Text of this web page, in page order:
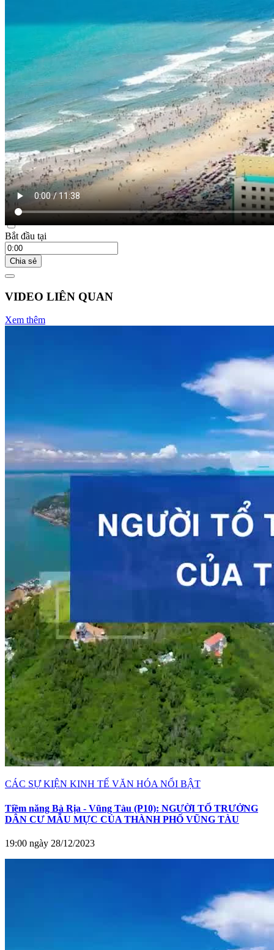
CÁC SỰ KIỆN KINH TẾ VĂN HÓA NỔI BẬT
Tiềm năng Bà Rịa - Vũng Tàu (P9): DU LỊCH BÀ RỊA VŨNG
TÀU MANG NHIỀU TIỀM NĂNG PHÁT TRIỂN
Nguồn: SCTV8 - VITV
18:00 ngày 28/12/2023
Bắt đầu tại
Chia sẻ
VIDEO LIÊN QUAN
Xem thêm
CÁC SỰ KIỆN KINH TẾ VĂN HÓA NỔI BẬT
Tiềm năng Bà Rịa - Vũng Tàu (P10): NGƯỜI TỔ TRƯỞNG
DÂN CƯ MẪU MỰC CỦA THÀNH PHỐ VŨNG TÀU
19:00 ngày 28/12/2023